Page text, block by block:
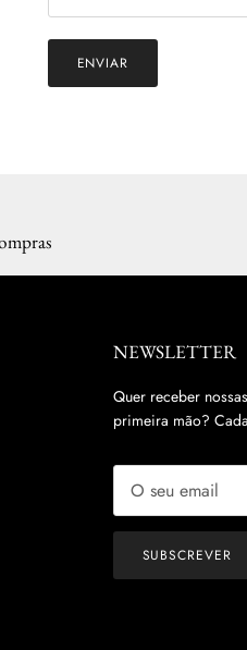
ENVIAR
NEWSLETTER
Quer receber
primeira mão?
SUBSCREVER